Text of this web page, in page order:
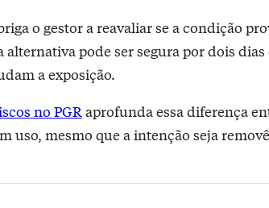
o gestor a reavaliar se a condição
alternativa pode ser segura por dois
a exposição.
no PGR aprofunda essa diferença
uso, mesmo que a intenção seja